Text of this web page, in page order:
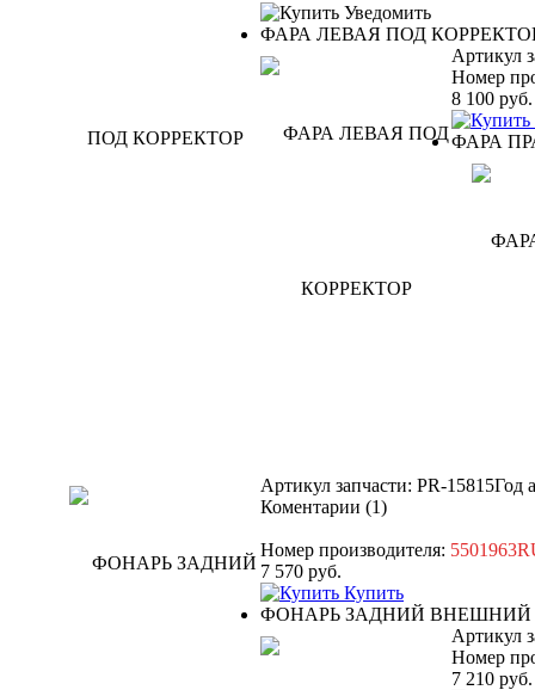
Уведомить
ФАРА ЛЕВАЯ ПОД
Артикул
Номер
8 100 руб.
ФАРА
Артикул запчасти: PR-15815Год
Коментарии (1)
Номер производителя:
7 570 руб.
Купить
ФОНАРЬ ЗАДНИЙ ВНЕШНИЙ
Артикул
Номер
7 210 руб.